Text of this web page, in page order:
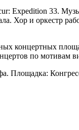
Expedition 33.
Хор и оркестр
концертных
по мотивам
Площадка: